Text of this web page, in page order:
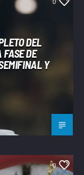
DEL
DE
Y
0